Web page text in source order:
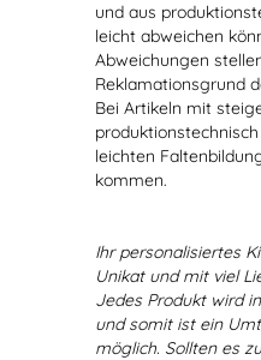
und aus
leicht abweichen
Abweichungen
Reklamationsgrund
Bei Artikeln mit
leichten
kommen.
Ihr personalisiertes
Unikat und mit viel
Jedes Produkt wird
und somit ist ein
möglich. Sollten es